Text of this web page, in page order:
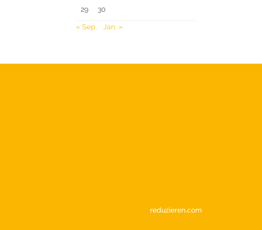
29 30
« Sep. Jan. »
reduzieren.com